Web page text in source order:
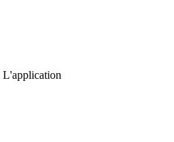
L'application